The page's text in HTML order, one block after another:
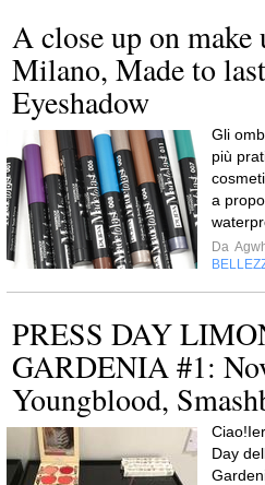
A close up on make
Milano, Made to
Eyeshadow
Gli
più
a
Da
PRESS DAY
GARDENIA #1:
Youngblood,
Day